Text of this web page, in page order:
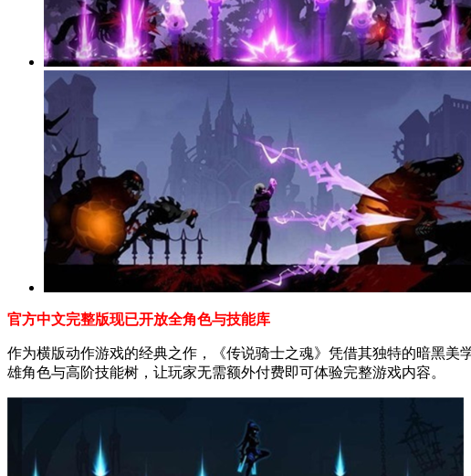
官方中文完整版现已开放全角色与技能库
作为横版动作游戏的经典之作，《传说骑士之魂》凭借其独特的暗黑
雄角色与高阶技能树，让玩家无需额外付费即可体验完整游戏内容。